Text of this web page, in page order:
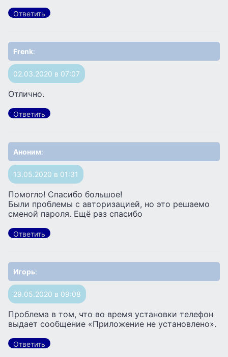
Ответить
Frenk:
02.03.2020 в 07:07
Отлично.
Ответить
Аноним:
13.05.2020 в 01:31
Помогло! Спасибо большое!
Были проблемы с авторизацией, но это решаемо
сменой пароля. Ещё раз спасибо
Ответить
Игорь:
29.05.2020 в 09:08
Проблема в том, что во время установки телефон
выдает сообщение «Приложение не установлено».
Ответить